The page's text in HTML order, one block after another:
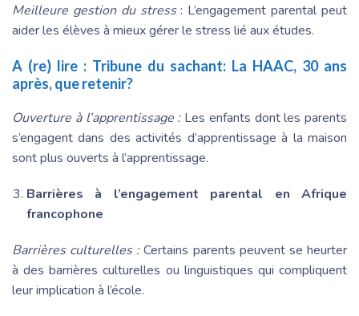
Meilleure gestion du stress: L’engagement parental peut
aider les élèves à mieux gérer le stress lié aux études.
A (re) lire : Tribune du sachant: La HAAC, 30 ans
après, que retenir?
Ouverture à l’apprentissage :Les enfants dont les parents
s’engagent dans des activités d’apprentissage à la maison
sont plus ouverts à l’apprentissage.
Barrières à l’engagement parental en Afrique
francophone
Barrières culturelles :Certains parents peuvent se heurter
à des barrières culturelles ou linguistiques qui compliquent
leur implication à l’école.